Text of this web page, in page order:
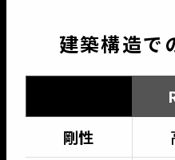
建築構造で
剛性